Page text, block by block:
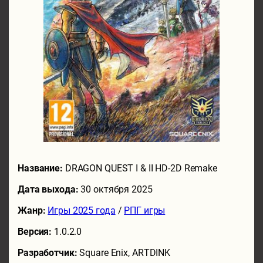
Название: DRAGON QUEST I & II HD-2D Remake
Дата выхода:30 октября 2025
Жанр: Игры 2025 года / РПГ игры
Версия: 1.0.2.0
Разработчик:Square Enix, ARTDINK